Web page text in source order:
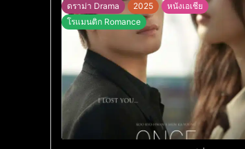
ดราม่า Drama 2025
หนังเอเชีย
โรแมนติก Romance